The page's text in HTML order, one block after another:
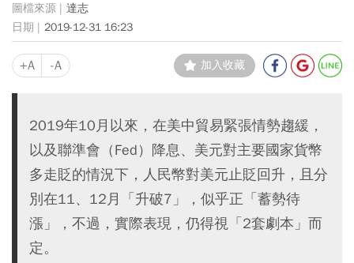
達志
2019-12-31 16:23
+A -A 加入收藏
2019年10月以來，在美中貿易緊張情勢趨緩，
以及聯準會（Fed）降息、美元對主要國家貨幣
多走貶的情況下，人民幣對美元止貶回升，且分
別在11、12月「升破7」，似乎正「蓄勢待
漲」，不過，實際表現，仍得視「2套劇本」而
定。